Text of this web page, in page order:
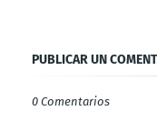
PUBLICAR UN
0 Comentarios